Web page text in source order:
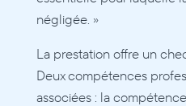
négligée. »
La prestation offre un
Deux compétences
associées : la